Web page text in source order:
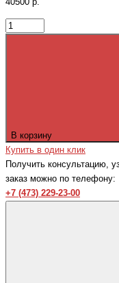
40500 р.
В корзину
Купить в один клик
Получить консультацию,
заказ можно по телефону:
+7 (473) 229-23-00